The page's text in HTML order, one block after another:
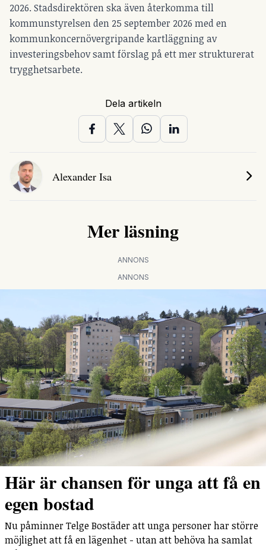
2026. Stadsdirektören ska även återkomma till
kommunstyrelsen den 25 september 2026 med en
kommunkoncernövergripande kartläggning av
investeringsbehov samt förslag på ett mer strukturerat
trygghetsarbete.
Dela artikeln
Alexander Isa
Mer läsning
ANNONS
ANNONS
Här är chansen för unga att få en
egen bostad
Nu påminner Telge Bostäder att unga personer har större
möjlighet att få en lägenhet - utan att behöva ha samlat